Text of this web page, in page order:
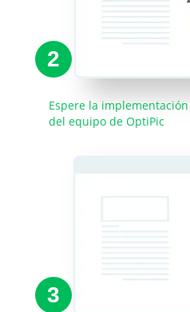
2
Espere la
del equipo de OptiPic
3